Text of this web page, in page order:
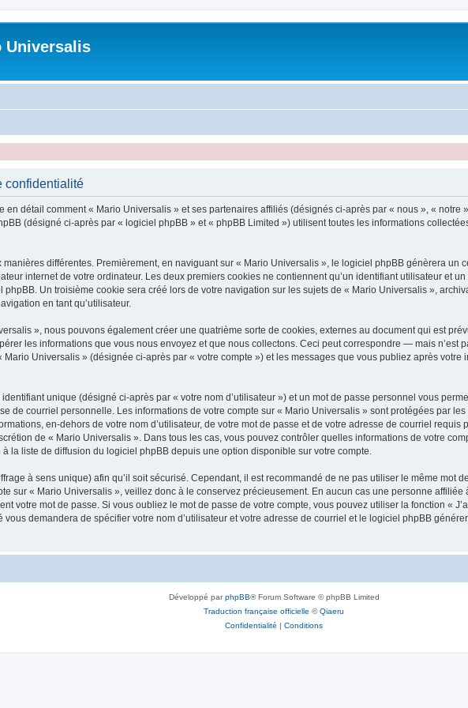
Universalis
confidentialité
détail comment « Mario Universalis » et ses partenaires affiliés (désignés ci-après par « nous », « notre
(désigné ci-après par « logiciel phpBB » et « phpBB Limited ») utilisent toutes les informations
différentes. Premièrement, en naviguant sur « Mario Universalis », le logiciel phpBB génèrera un
internet de votre ordinateur. Les deux premiers cookies ne contiennent qu’un identifiant utilisateur et
Un troisième cookie sera créé lors de votre navigation sur les sujets de « Mario Universalis »,
en tant qu’utilisateur.
», nous pouvons également créer une quatrième sorte de cookies, externes au document qui est
les informations que vous nous envoyez et que nous collectons. Ceci peut correspondre — mais n’est
Mario Universalis » (désignée ci-après par « votre compte ») et les messages que vous publiez après
unique (désigné ci-après par « votre nom d’utilisateur ») et un mot de passe personnel vous
de courriel personnelle. Les informations de votre compte sur « Mario Universalis » sont protégées par
en-dehors de votre nom d’utilisateur, de votre mot de passe et de votre adresse de courriel
de « Mario Universalis ». Dans tous les cas, vous pouvez contrôler quelles informations de votre
la liste de diffusion du logiciel phpBB depuis une option disponible sur votre compte.
à sens unique) afin qu’il soit sécurisé. Cependant, il est recommandé de ne pas utiliser le même mot
sur « Mario Universalis », veillez donc à le conservez précieusement. En aucun cas une personne
votre mot de passe. Si vous oubliez le mot de passe de votre compte, vous pouvez utiliser la fonction «
demandera de spécifier votre nom d’utilisateur et votre adresse de courriel et le logiciel phpBB
Développé parphpBB® Forum Software © phpBB Limited
Traduction française officielle ©Qiaeru
Confidentialité | Conditions